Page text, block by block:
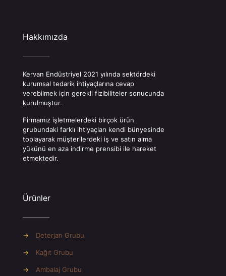
Hakkımızda
Kervan Endüstriyel 2021 yılında sektördeki
kurumsal tedarik ihtiyaçlarına cevap
verebilmek için gerekli fizibiliteler sonucunda
kurulmuştur.
Firmamız işletmelerdeki birçok ürün
grubundaki farklı ihtiyaçları kendi bünyesinde
toplayarak müşterilerdeki iş ve satın alma
yükünü en aza indirme prensibi ile hareket
etmektedir.
Ürünler
→ Deterjan Grubu
→ Kağıt Grubu
→ Ambalaj Grubu